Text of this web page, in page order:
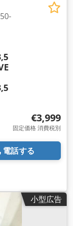
€3,999
固定価格 消費税別
電話する
小型広告